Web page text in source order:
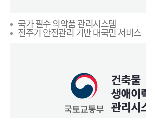
국가 필수 의약품 관리시스템
전주기 안전관리 기반 대국민 서비스